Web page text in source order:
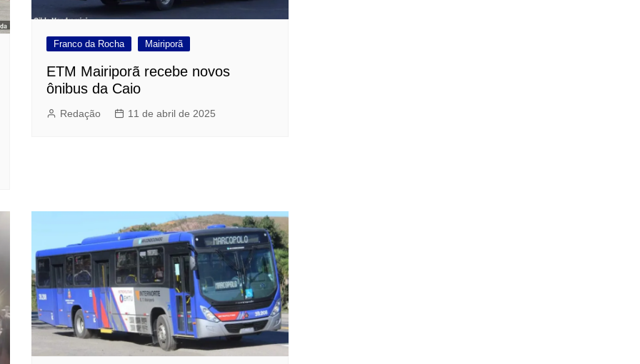
Franco da Rocha Mairiporã
ETM Mairiporã recebe novos
ônibus da Caio
Redação 11 de abril de 2025